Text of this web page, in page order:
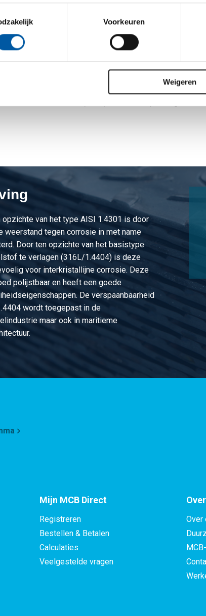
Voorkeuren
Weigeren
blank zeskant 1.4404 (316L) 19 ca 3 mtr passing h11
blank zeskant 1.4404 (316L) 22 ca 3 mtr passing h11
blank zeskant 1.4404 (316L) 24 ca 3 mtr passing h11
blank zeskant 1.4404 (316L) 27 ca 3 mtr passing h11
blank zeskant 1.4404 (316L) 41 ca 3 mtr passing h11
blank zeskant 1.4404 (316L) 50 ca 3 mtr passing h11
blank zeskant 1.4404 (316L) 55 ca 3 mtr passing h11
blank zeskant 1.4404 (316L) 60 ca 3 mtr passing h11
van het type AISI 1.4301 is door
weerstand tegen corrosie in met name
Door ten opzichte van het basistype
te verlagen (316L/1.4404) is deze
voor interkristallijne corrosie. Deze
polijstbaar en heeft een goede
De verspaanbaarheid
wordt toegepast in de
maar ook in maritieme
Mijn MCB Direct
Registreren
Bestellen & Betalen
Calculaties
Veelgestelde vragen
Over